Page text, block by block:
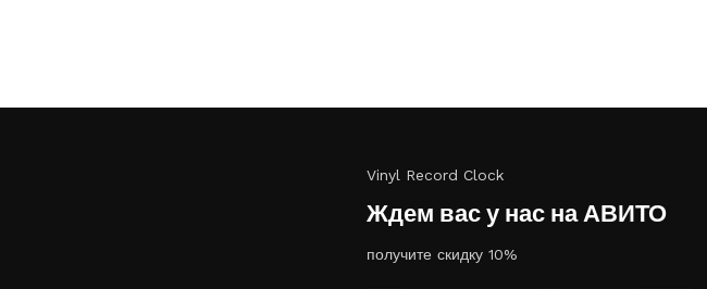
Vinyl Record Clock
Ждем вас у нас на АВИТО
получите скидку 10%